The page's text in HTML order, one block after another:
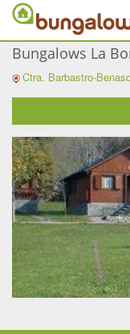
Bungalows La
Ctra. Barbastro-